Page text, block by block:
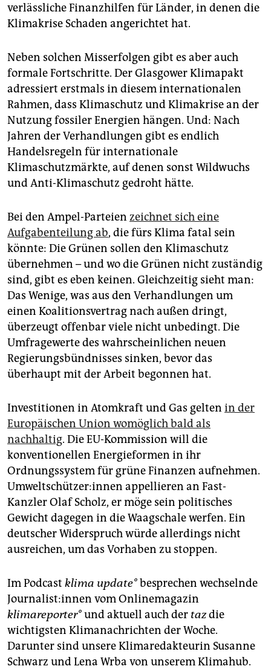
verlässliche Finanzhilfen für Länder, in denen die
Klimakrise Schaden angerichtet hat.
Neben solchen Misserfolgen gibt es aber auch
formale Fortschritte. Der Glasgower Klimapakt
adressiert erstmals in diesem internationalen
Rahmen, dass Klimaschutz und Klimakrise an der
Nutzung fossiler Energien hängen. Und: Nach
Jahren der Verhandlungen gibt es endlich
Handelsregeln für internationale
Klimaschutzmärkte, auf denen sonst Wildwuchs
und Anti-Klimaschutz gedroht hätte.
Bei den Ampel-Parteien zeichnet sich eine
Aufgabenteilung ab, die fürs Klima fatal sein
könnte: Die Grünen sollen den Klimaschutz
übernehmen – und wo die Grünen nicht zuständig
sind, gibt es eben keinen. Gleichzeitig sieht man:
Das Wenige, was aus den Verhandlungen um
einen Koalitionsvertrag nach außen dringt,
überzeugt offenbar viele nicht unbedingt. Die
Umfragewerte des wahrscheinlichen neuen
Regierungsbündnisses sinken, bevor das
überhaupt mit der Arbeit begonnen hat.
Investitionen in Atomkraft und Gas gelten in der
Europäischen Union womöglich bald als
nachhaltig. Die EU-Kommission will die
konventionellen Energieformen in ihr
Ordnungssystem für grüne Finanzen aufnehmen.
Um­welt­schüt­ze­r:in­nen appellieren an Fast-
Kanzler Olaf Scholz, er möge sein politisches
Gewicht dagegen in die Waagschale werfen. Ein
deutscher Widerspruch würde allerdings nicht
ausreichen, um das Vorhaben zu stoppen.
Im Podcast klima update°besprechen wechselnde
Jour­na­lis­t:in­nen vom Onlinemagazin
klimareporter°und aktuell auch der tazdie
wichtigsten Klimanachrichten der Woche.
Darunter sind unsere Klimaredakteurin Susanne
Schwarz und Lena Wrba von unserem Klimahub.